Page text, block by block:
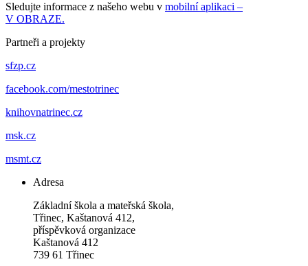
Sledujte informace z našeho webu v mobilní aplikaci –
V OBRAZE.
Partneři a projekty
sfzp.cz
facebook.com/mestotrinec
knihovnatrinec.cz
msk.cz
msmt.cz
Adresa
Základní škola a mateřská škola,
Třinec, Kaštanová 412,
příspěvková organizace
Kaštanová 412
739 61 Třinec